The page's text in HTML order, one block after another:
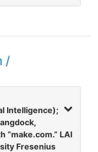
/
Intelligence);
“make.com.” LAI
Fresenius